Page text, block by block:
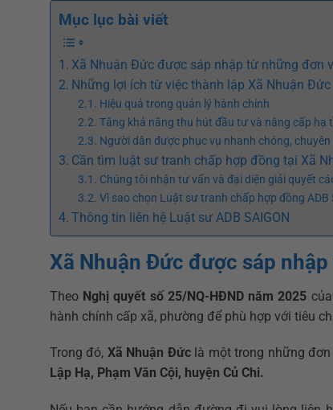
Mục lục bài viết
Xã Nhuận Đức được sáp nhập từ những đơn
Những lợi ích từ việc thành lập Xã Nhuận Đức
Hiệu quả trong quản lý hành chính
Tăng khả năng thu hút đầu tư và nâng cấp hạ
Người dân được phục vụ nhanh chóng, chuyên
Cần tìm luật sư tranh chấp hợp đồng tại Xã
Chúng tôi nhận tư vấn và đại diện giải quyết
Vì sao chọn Luật sư tranh chấp hợp đồng ADB
Thông tin liên hệ Luật sư ADB SAIGON
Xã Nhuận Đức được sáp
Theo Nghị quyết số 25/NQ-HĐND năm 2025
hành chính cấp xã, phường để phù hợp với tiêu
Trong đó, Xã Nhuận Đứclà một trong những
Lập Hạ, Phạm Văn Cội, huyện Củ Chi.